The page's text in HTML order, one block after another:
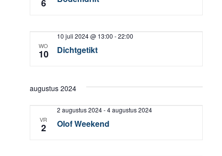
6
WO
10 Dichtgetikt
10 juli 2024 @ 13:00 -22:00
augustus 2024
VR
2 Olof Weekend
2 augustus 2024-4 augustus 2024